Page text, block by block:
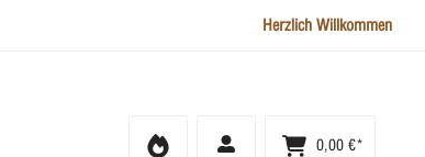
Herzlich Willkommen
0,00 €*